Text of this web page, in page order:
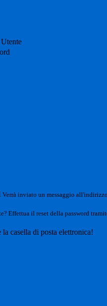
Verrà inviato un messaggio
Effettua il reset della password
casella di posta elettronica!